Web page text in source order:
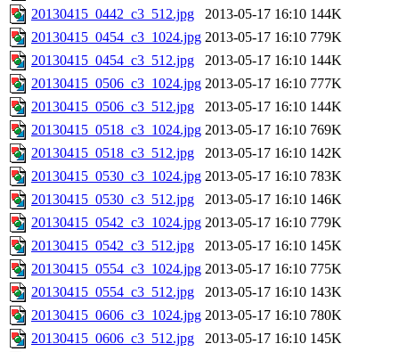
20130415_0442_c3_512.jpg
2013-05-17 16:10 144K
20130415_0454_c3_1024.jpg 2013-05-17 16:10 779K
20130415_0454_c3_512.jpg
2013-05-17 16:10 144K
20130415_0506_c3_1024.jpg 2013-05-17 16:10 777K
20130415_0506_c3_512.jpg
2013-05-17 16:10 144K
20130415_0518_c3_1024.jpg 2013-05-17 16:10 769K
20130415_0518_c3_512.jpg
2013-05-17 16:10 142K
20130415_0530_c3_1024.jpg 2013-05-17 16:10 783K
20130415_0530_c3_512.jpg
2013-05-17 16:10 146K
20130415_0542_c3_1024.jpg 2013-05-17 16:10 779K
20130415_0542_c3_512.jpg
2013-05-17 16:10 145K
20130415_0554_c3_1024.jpg 2013-05-17 16:10 775K
20130415_0554_c3_512.jpg
2013-05-17 16:10 143K
20130415_0606_c3_1024.jpg 2013-05-17 16:10 780K
20130415_0606_c3_512.jpg
2013-05-17 16:10 145K